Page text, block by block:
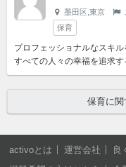
墨田区,東京
保育
プロフェッショナルなスキ
すべての人々の幸福を追求
競争力を持てるナレッジ・
保育に
activoとは 運営会社 良